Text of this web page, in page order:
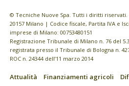
© Tecniche Nuove Spa. Tutti i diritti riservati.
20157 Milano | Codice fiscale, Partita IVA e
imprese di Milano: 00753480151
Registrazione Tribunale di Milano n. 76 del
registrata presso il Tribunale di Bologna n.
ROC n. 24344 dell’11 marzo 2014
Attualità Finanziamenti agricoli